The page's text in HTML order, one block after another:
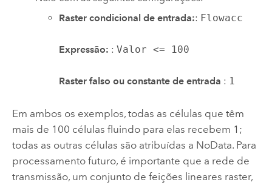
Raster condicional de entrada:: Flowacc
Expressão: :Valor <= 100
Raster falso ou constante de entrada : 1
Em ambos os exemplos, todas as células que têm
mais de 100 células fluindo para elas recebem 1;
todas as outras células são atribuídas a NoData. Para
processamento futuro, é importante que a rede de
transmissão, um conjunto de feições lineares raster,